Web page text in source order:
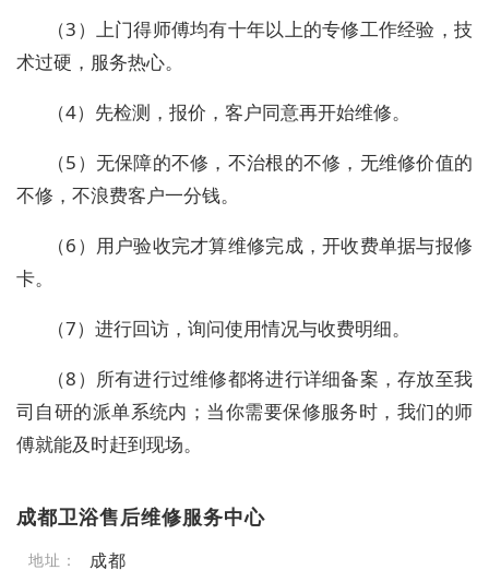
（3）上门得师傅均有十年以上的专修工作经验，技
术过硬，服务热心。
（4）先检测，报价，客户同意再开始维修。
（5）无保障的不修，不治根的不修，无维修价值的
不修，不浪费客户一分钱。
（6）用户验收完才算维修完成，开收费单据与报修
卡。
（7）进行回访，询问使用情况与收费明细。
（8）所有进行过维修都将进行详细备案，存放至我
司自研的派单系统内；当你需要保修服务时，我们的师
傅就能及时赶到现场。
成都卫浴售后维修服务中心
地址： 成都